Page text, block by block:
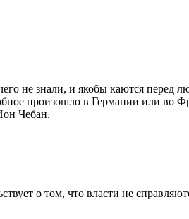
не знали, и якобы каются перед
произошло в Германии или во
Чебан.
о том, что власти не